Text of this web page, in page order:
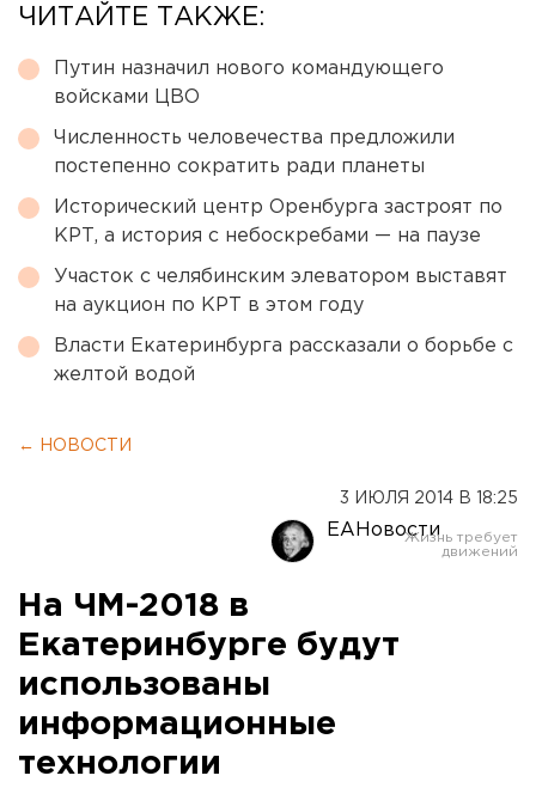
ЧИТАЙТЕ ТАКЖЕ:
Путин назначил нового командующего
войсками ЦВО
Численность человечества предложили
постепенно сократить ради планеты
Исторический центр Оренбурга застроят по
КРТ, а история с небоскребами — на паузе
Участок с челябинским элеватором выставят
на аукцион по КРТ в этом году
Власти Екатеринбурга рассказали о борьбе с
желтой водой
← НОВОСТИ
3 ИЮЛЯ 2014 В 18:25
ЕАНовости
На ЧМ-2018 в
Екатеринбурге будут
использованы
информационные
технологии